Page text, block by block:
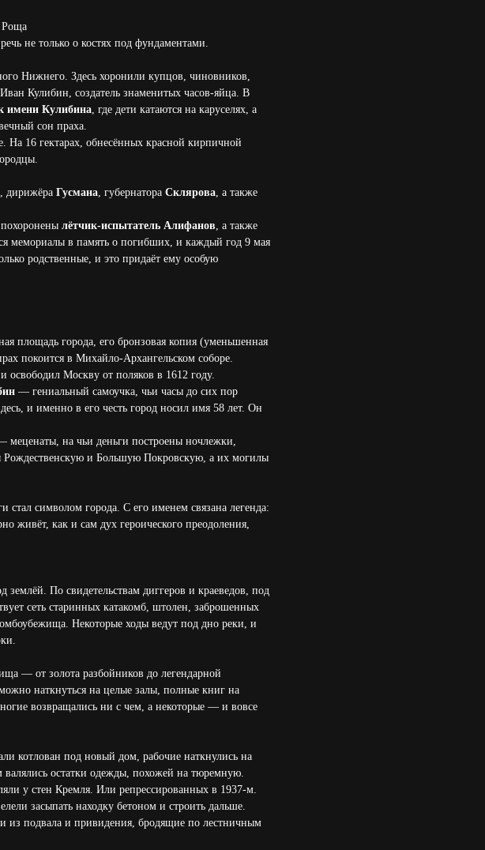
Роща
не только о костях под фундаментами.
Нижнего. Здесь хоронили купцов, чиновников,
Кулибин, создатель знаменитых часов-яйца. В
имени Кулибина, где дети катаются на каруселях, а
сон праха.
На 16 гектарах, обнесённых красной кирпичной
, дирижёра Гусмана, губернатора Склярова, а также
лётчик-испытатель Алифанов, а также
мемориалы в память о погибших, и каждый год 9 мая
родственные, и это придаёт ему особую
площадь города, его бронзовая копия (уменьшенная
покоится в Михайло-Архангельском соборе.
освободил Москву от поляков в 1612 году.
— гениальный самоучка, чьи часы до сих пор
и именно в его честь город носил имя 58 лет. Он
меценаты, на чьи деньги построены ночлежки,
и Большую Покровскую, а их могилы
символом города. С его именем связана легенда:
живёт, как и сам дух героического преодоления,
По свидетельствам диггеров и краеведов, под
сеть старинных катакомб, штолен, заброшенных
Некоторые ходы ведут под дно реки, и
— от золота разбойников до легендарной
наткнуться на целые залы, полные книг на
возвращались ни с чем, а некоторые — и вовсе
котлован под новый дом, рабочие наткнулись на
валялись остатки одежды, похожей на тюремную.
у стен Кремля. Или репрессированных в 1937-м.
засыпать находку бетоном и строить дальше.
из подвала и привидения, бродящие по лестничным